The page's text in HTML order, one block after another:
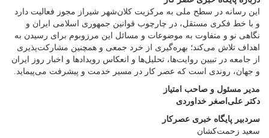
این رسانه در سطح ملی به مرکزیت کلان‌شهر شیراز مجوز فعالیت دارد
و با خط فکری مستقل، در چارچوب قوانین جمهوری اسلامی ایران و
نگاهی نو و متفاوت به موضوعات ‌و مسائل این مرزوبوم برای رسیدن به
اهداف تلاش می‌کند؛ بهره‌گیری از خرد جمعی و همچنین مشارکت‌پذیری
از جامعه در تبیین روایت‌ها، تحلیل‌ها و انعکاس رویدادها و اخبار روز ایران
و جهان، روندی است که عصر کار در مسیر خدمت و پیشرفت می‌پیماید.
مدیر مسئول و صاحب امتیاز
دکتر علی‌اصغر خداوردی
سردبیر پایگاه خبری عصرکار
سعید زحمت‌کشان